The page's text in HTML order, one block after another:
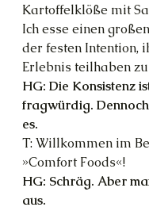
Kartoffelklöße mit
Ich esse einen
der festen Intention,
Erlebnis teilhaben
HG: Die Konsistenz
fragwürdig.
es.
T: Willkommen im
»Comfort Foods«!
HG: Schräg. Aber
aus.